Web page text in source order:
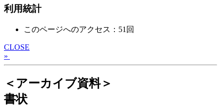
利用統計
このページへのアクセス：51回
CLOSE
»
＜アーカイブ資料＞
書状